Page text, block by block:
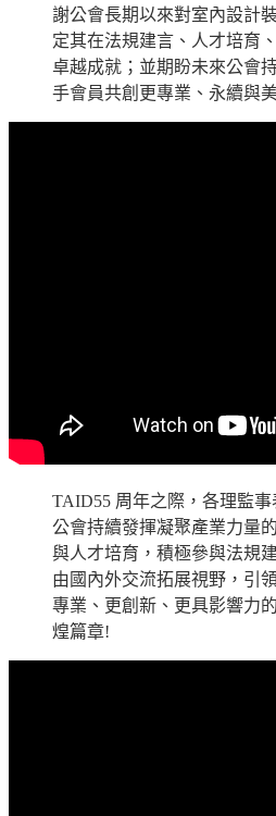
謝公會長期以來對室內設計
定其在法規建言、人才培育
卓越成就；並期盼未來公會
手會員共創更專業、永續與
TAID55 周年之際，各理監
公會持續發揮凝聚產業力量
與人才培育，積極參與法規
由國內外交流拓展視野，引
專業、更創新、更具影響力
煌篇章!